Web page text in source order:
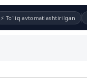
⚡ To'liq avtomatlashtirilgan